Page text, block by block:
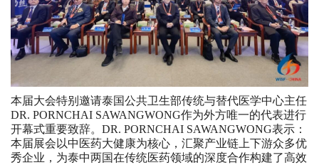
本届大会特别邀请泰国公共卫生部传统与替代医学中心主任
DR. PORNCHAI SAWANGWONG作为外方唯一的代表进行
开幕式重要致辞。DR. PORNCHAI SAWANGWONG表示：
本届展会以中医药大健康为核心，汇聚产业链上下游众多优
秀企业，为泰中两国在传统医药领域的深度合作构建了高效